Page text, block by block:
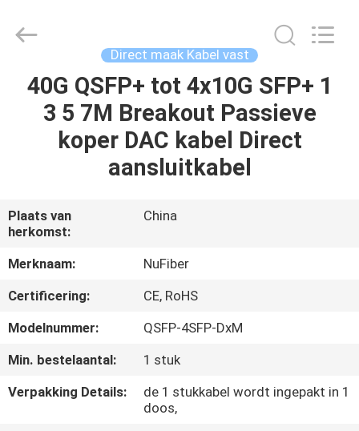
HUIS
PRODUCTEN
ONS
FABRIEKSREIS
KWALITEITSCONTROLE
CONTACTEER
ONS
Co.,Ltd.
Developed
Direct maak Kabel vast
40G QSFP+ tot 4x10G SFP+ 1
3 5 7M Breakout Passieve
koper DAC kabel Direct
aansluitkabel
Plaats van
herkomst:
China
Merknaam:
NuFiber
Certificering:
CE, RoHS
Modelnummer:
QSFP-4SFP-DxM
Min. bestelaantal:
1 stuk
Verpakking Details:
de 1 stukkabel wordt ingepakt in 1
doos,